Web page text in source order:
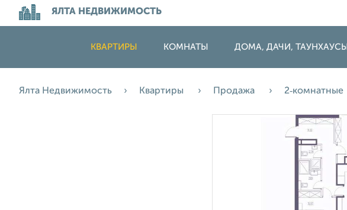
ЯЛТА НЕДВИЖИМОСТЬ
КВАРТИРЫ КОМНАТЫ ДОМА, ДАЧИ, ТАУНХАУСЫ
Ялта Недвижимость Квартиры Продажа 2‑комнатные